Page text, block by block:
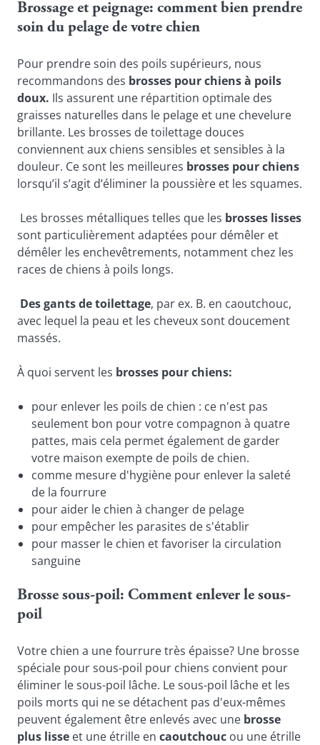
Brossage et peignage: comment bien prendre
soin du pelage de votre chien
Pour prendre soin des poils supérieurs, nous
recommandons des brosses pour chiens à poils
doux. Ils assurent une répartition optimale des
graisses naturelles dans le pelage et une chevelure
brillante. Les brosses de toilettage douces
conviennent aux chiens sensibles et sensibles à la
douleur. Ce sont les meilleures
lorsqu’il s’agit d’éliminer la poussière et les squames.
Les brosses métalliques telles que les brosses lisses
sont particulièrement adaptées pour démêler et
démêler les enchevêtrements, notamment chez les
races de chiens à poils longs.
Des gants de toilettage, par ex. B. en caoutchouc,
avec lequel la peau et les cheveux sont doucement
massés.
À quoi servent les brosses pour chiens:
pour enlever les poils de chien : ce n'est pas
seulement bon pour votre compagnon à quatre
pattes, mais cela permet également de garder
votre maison exempte de poils de chien.
comme mesure d'hygiène pour enlever la saleté
de la fourrure
pour aider le chien à changer de pelage
pour empêcher les parasites de s'établir
pour masser le chien et favoriser la circulation
sanguine
Brosse sous-poil: Comment enlever le sous-
poil
Votre chien a une fourrure très épaisse? Une brosse
spéciale pour sous-poil pour chiens convient pour
éliminer le sous-poil lâche. Le sous-poil lâche et les
poils morts qui ne se détachent pas d'eux-mêmes
peuvent également être enlevés avec une brosse
plus lisse et une étrille en caoutchouc ou une étrille